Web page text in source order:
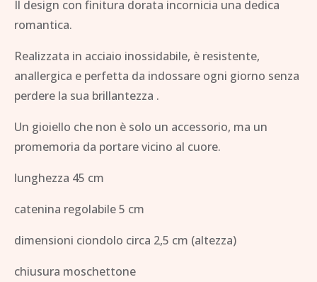
Il design con finitura dorata incornicia una dedica
romantica.
Realizzata in acciaio inossidabile, è resistente,
anallergica e perfetta da indossare ogni giorno senza
perdere la sua brillantezza .
Un gioiello che non è solo un accessorio, ma un
promemoria da portare vicino al cuore.
lunghezza 45 cm
catenina regolabile 5 cm
dimensioni ciondolo circa 2,5 cm (altezza)
chiusura moschettone